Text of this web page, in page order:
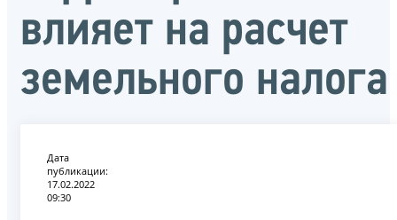
влияет на расчет
земельного налога
Дата
публикации:
17.02.2022
09:30